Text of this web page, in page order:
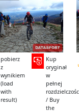
pobierz
z
wynikiem
(load
with
result)
Kup
oryginał
w
pełnej
/ Buy
the